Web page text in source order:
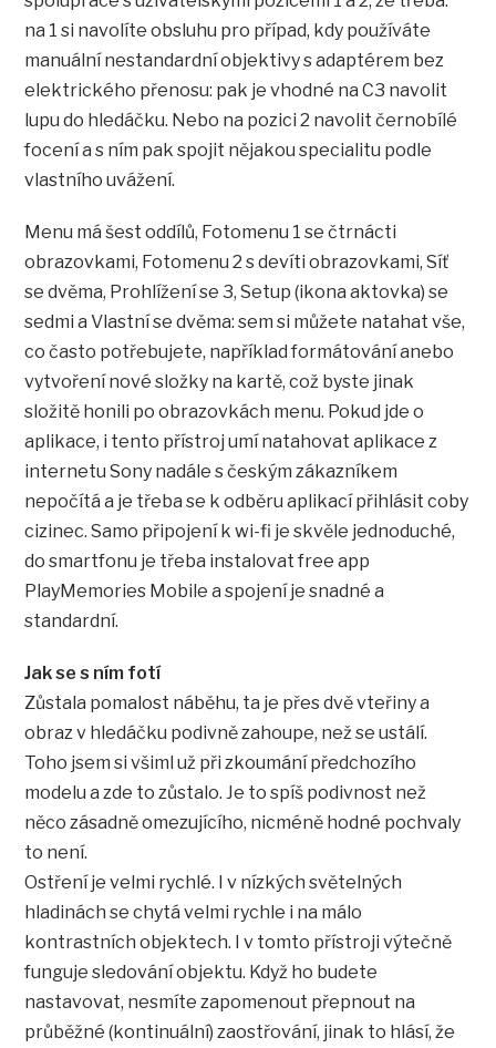
na 1 si navolíte obsluhu pro případ, kdy používáte
manuální nestandardní objektivy s adaptérem bez
elektrického přenosu: pak je vhodné na C3 navolit
lupu do hledáčku. Nebo na pozici 2 navolit černobílé
focení a s ním pak spojit nějakou specialitu podle
vlastního uvážení.
Menu má šest oddílů, Fotomenu 1 se čtrnácti
obrazovkami, Fotomenu 2 s devíti obrazovkami, Síť
se dvěma, Prohlížení se 3, Setup (ikona aktovka) se
sedmi a Vlastní se dvěma: sem si můžete natahat vše,
co často potřebujete, například formátování anebo
vytvoření nové složky na kartě, což byste jinak
složitě honili po obrazovkách menu. Pokud jde o
aplikace, i tento přístroj umí natahovat aplikace z
internetu Sony nadále s českým zákazníkem
nepočítá a je třeba se k odběru aplikací přihlásit coby
cizinec. Samo připojení k wi-fi je skvěle jednoduché,
do smartfonu je třeba instalovat free app
PlayMemories Mobile a spojení je snadné a
standardní.
Jak se s ním fotí
Zůstala pomalost náběhu, ta je přes dvě vteřiny a
obraz v hledáčku podivně zahoupe, než se ustálí.
Toho jsem si všiml už při zkoumání předchozího
modelu a zde to zůstalo. Je to spíš podivnost než
něco zásadně omezujícího, nicméně hodné pochvaly
to není.
Ostření je velmi rychlé. I v nízkých světelných
hladinách se chytá velmi rychle i na málo
kontrastních objektech. I v tomto přístroji výtečně
funguje sledování objektu. Když ho budete
nastavovat, nesmíte zapomenout přepnout na
průběžné (kontinuální) zaostřování, jinak to hlásí, že